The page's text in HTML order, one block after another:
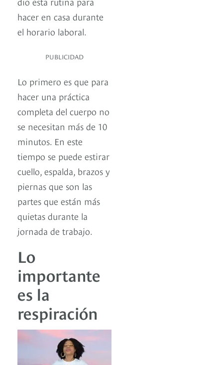
hacer en casa durante
el horario laboral.
PUBLICIDAD
Lo primero es que para
hacer una práctica
completa del cuerpo no
se necesitan más de 10
minutos. En este
tiempo se puede estirar
cuello, espalda, brazos y
piernas que son las
partes que están más
quietas durante la
jornada de trabajo.
Lo
importante
es la
respiración